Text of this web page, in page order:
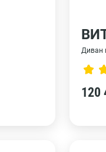
Диван
120